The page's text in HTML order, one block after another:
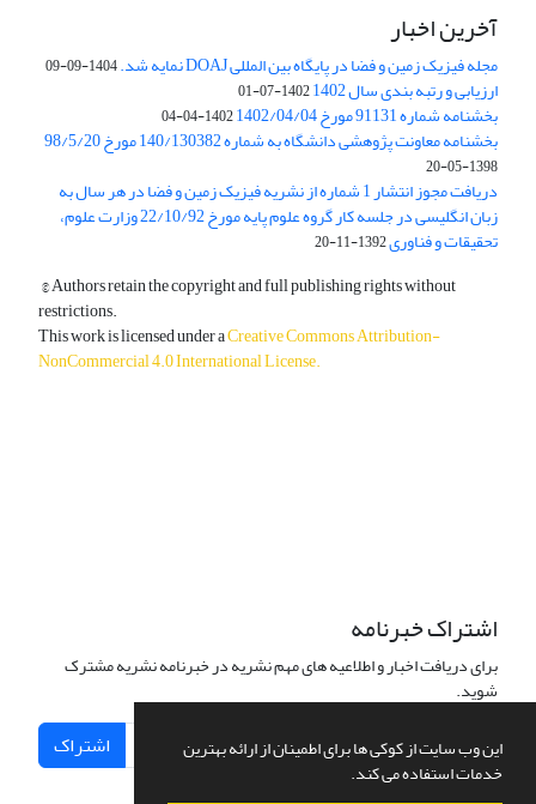
این وب سایت از کوکی ها برای اطمینان از ارائه بهترین
خدمات استفاده می کند.
آخرین اخبار
مجله فیزیک زمین و فضا در پایگاه بین المللی DOAJ نمایه شد. 1404-09-09
ارزیابی و رتبه بندی سال 1402 1402-07-01
بخشنامه شماره 91131 مورخ 1402/04/04 1402-04-04
بخشنامه معاونت پژوهشی دانشگاه به شماره 140/130382 مورخ 98/5/20
1398-05-20
دریافت مجوز انتشار 1 شماره از نشریه فیزیک زمین و فضا در هر سال به
زبان انگلیسی در جلسه کار گروه علوم پایه مورخ 22/10/92 وزارت علوم،
تحقیقات و فناوری1392-11-20
© Authors retain the copyright and full publishing rights without
restrictions.
This work is licensed under aCreative Commons Attribution-
NonCommercial 4.0 International License.
اشتراک خبرنامه
برای دریافت اخبار و اطلاعیه های مهم نشریه در خبرنامه نشریه مشترک
شوید.
اشتراک